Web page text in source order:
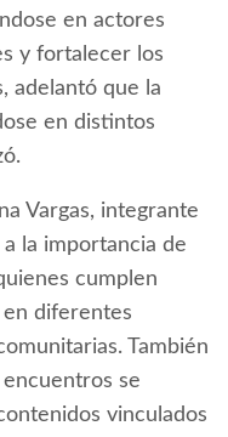
en actores
y fortalecer los
adelantó que la
en distintos
Vargas, integrante
la importancia de
cumplen
diferentes
También
se
vinculados